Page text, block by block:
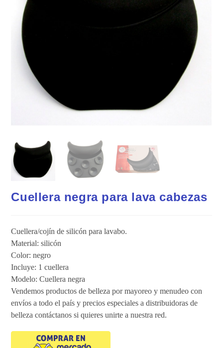
Cuellera negra para lava cabezas
Cuellera/cojín de silicón para lavabo.
Material: silicón
Color: negro
Incluye: 1 cuellera
Modelo: Cuellera negra
Vendemos productos de belleza por mayoreo y menudeo con
envíos a todo el país y precios especiales a distribuidoras de
belleza contáctanos si quieres unirte a nuestra red.